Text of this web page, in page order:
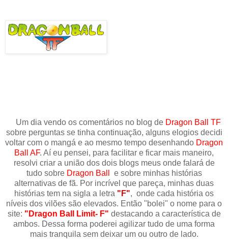
Um dia vendo os comentários no blog de Dragon Ball TF
sobre perguntas se tinha continuação, alguns elogios decidi
voltar com o mangá e ao mesmo tempo desenhando Dragon
Ball AF. Aí eu pensei, para facilitar e ficar mais maneiro,
resolvi criar a união dos dois blogs meus onde falará de
tudo sobre Dragon Ball e sobre minhas histórias
alternativas de fã. Por incrível que pareça, minhas duas
histórias tem na sigla a letra "F", onde cada história os
níveis dos vilões são elevados. Então "bolei" o nome para o
site: "Dragon Ball Limit- F" destacando a característica de
ambos. Dessa forma poderei agilizar tudo de uma forma
mais tranquila sem deixar um ou outro de lado.